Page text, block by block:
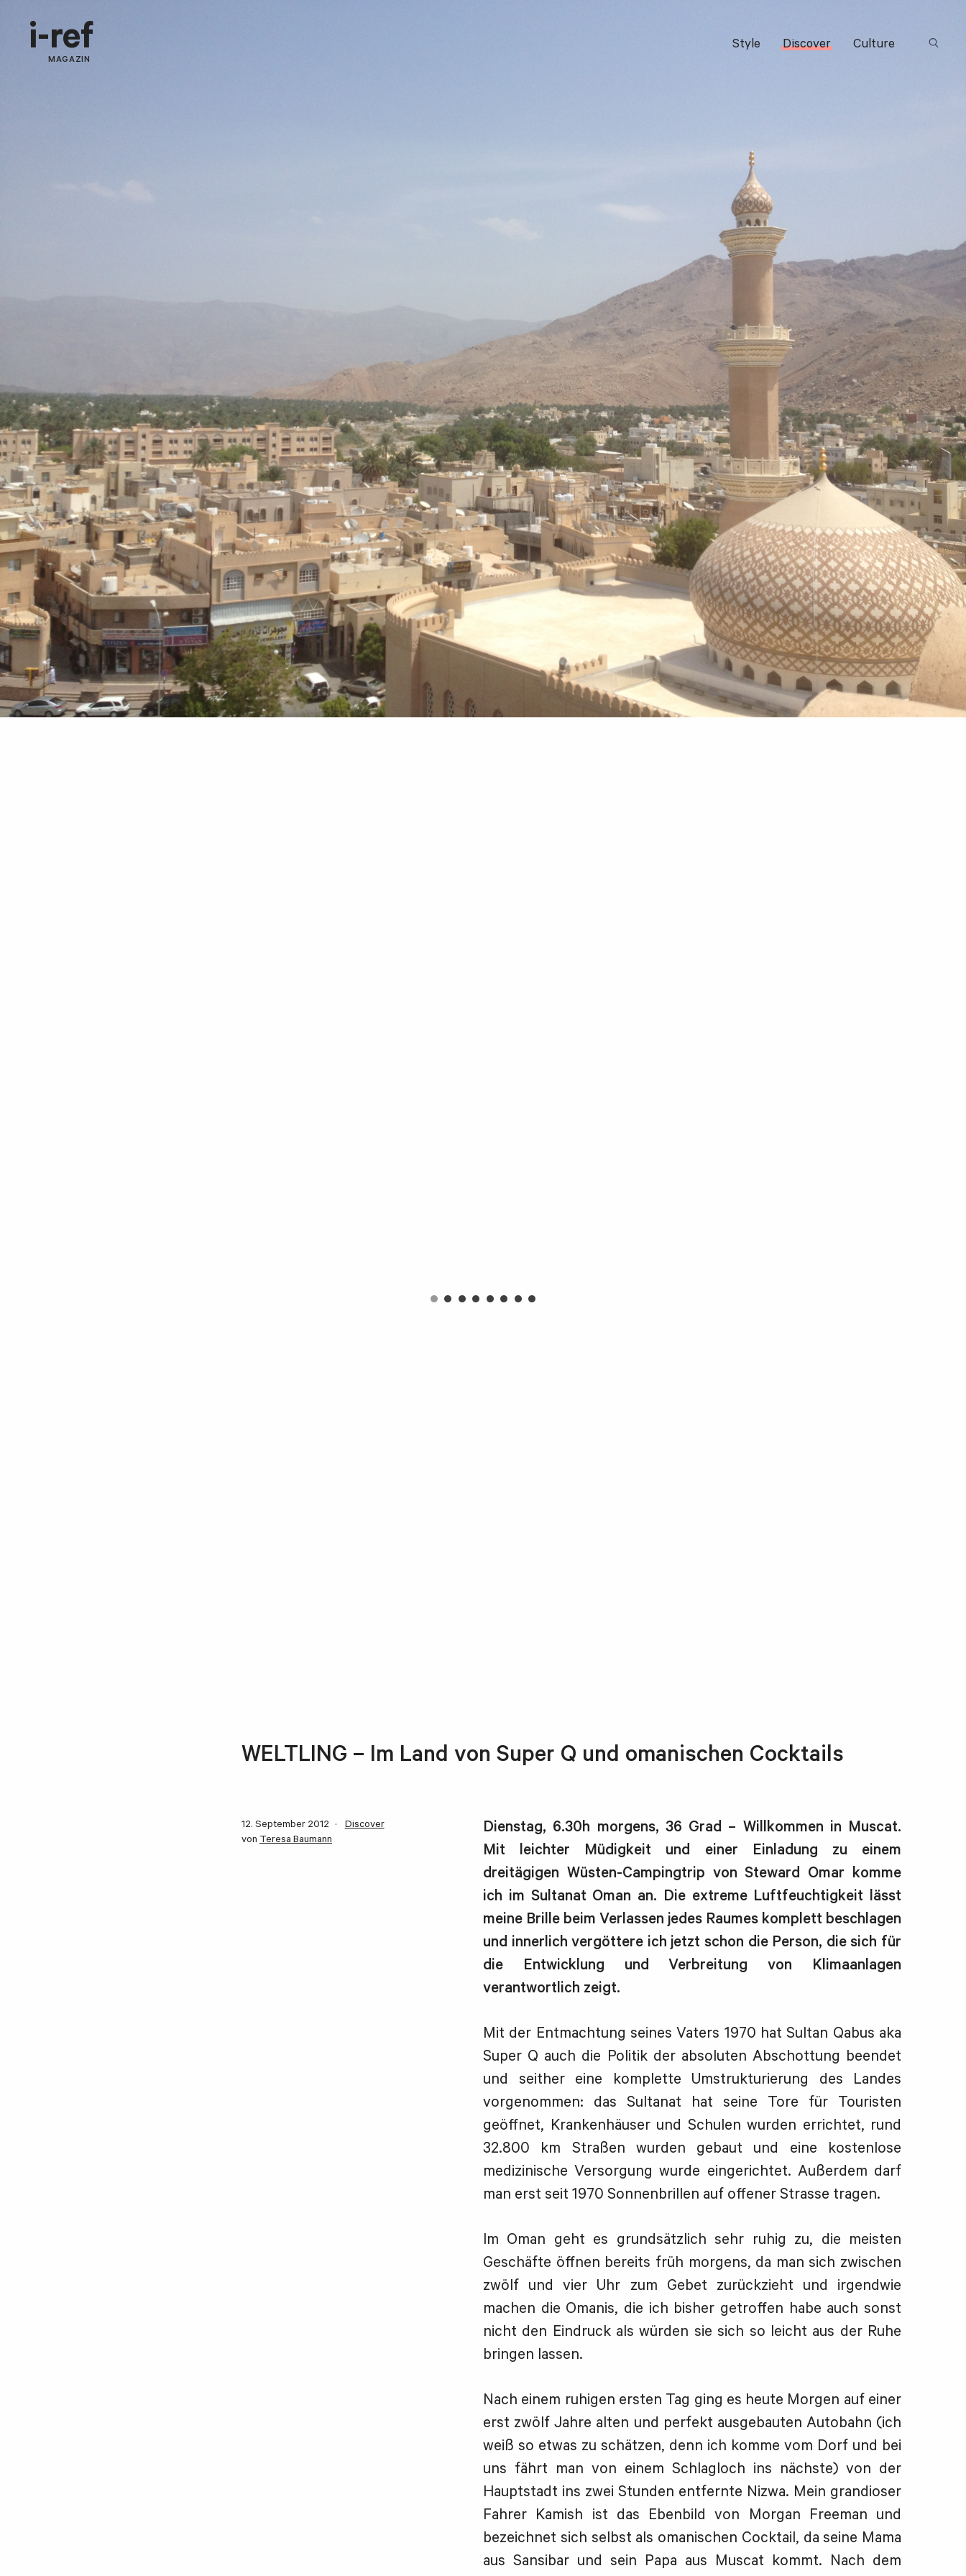
i-ref
MAGAZIN
Style Discover Culture
WELTLING – Im Land von Super Q und omanischen Cocktails
12. September 2012
Discover
von Teresa Baumann
Dienstag, 6.30h morgens, 36 Grad – Willkommen in Muscat.
Mit leichter Müdigkeit und einer Einladung zu einem
dreitägigen Wüsten-Campingtrip von Steward Omar komme
ich im Sultanat Oman an. Die extreme Luftfeuchtigkeit lässt
meine Brille beim Verlassen jedes Raumes komplett beschlagen
und innerlich vergöttere ich jetzt schon die Person, die sich für
die Entwicklung und Verbreitung von Klimaanlagen
verantwortlich zeigt.
Mit der Entmachtung seines Vaters 1970 hat Sultan Qabus aka
Super Q auch die Politik der absoluten Abschottung beendet
und seither eine komplette Umstrukturierung des Landes
vorgenommen: das Sultanat hat seine Tore für Touristen
geöffnet, Krankenhäuser und Schulen wurden errichtet, rund
32.800 km Straßen wurden gebaut und eine kostenlose
medizinische Versorgung wurde eingerichtet. Außerdem darf
man erst seit 1970 Sonnenbrillen auf offener Strasse tragen.
Im Oman geht es grundsätzlich sehr ruhig zu, die meisten
Geschäfte öffnen bereits früh morgens, da man sich zwischen
zwölf und vier Uhr zum Gebet zurückzieht und irgendwie
machen die Omanis, die ich bisher getroffen habe auch sonst
nicht den Eindruck als würden sie sich so leicht aus der Ruhe
bringen lassen.
Nach einem ruhigen ersten Tag ging es heute Morgen auf einer
erst zwölf Jahre alten und perfekt ausgebauten Autobahn (ich
weiß so etwas zu schätzen, denn ich komme vom Dorf und bei
uns fährt man von einem Schlagloch ins nächste) von der
Hauptstadt ins zwei Stunden entfernte Nizwa. Mein grandioser
Fahrer Kamish ist das Ebenbild von Morgan Freeman und
bezeichnet sich selbst als omanischen Cocktail, da seine Mama
aus Sansibar und sein Papa aus Muscat kommt. Nach dem